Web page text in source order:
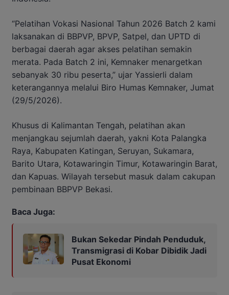
“Pelatihan Vokasi Nasional Tahun 2026 Batch 2 kami
laksanakan di BBPVP, BPVP, Satpel, dan UPTD di
berbagai daerah agar akses pelatihan semakin
merata. Pada Batch 2 ini, Kemnaker menargetkan
sebanyak 30 ribu peserta,” ujar Yassierli dalam
keterangannya melalui Biro Humas Kemnaker, Jumat
(29/5/2026).
Khusus di Kalimantan Tengah, pelatihan akan
menjangkau sejumlah daerah, yakni Kota Palangka
Raya, Kabupaten Katingan, Seruyan, Sukamara,
Barito Utara, Kotawaringin Timur, Kotawaringin Barat,
dan Kapuas. Wilayah tersebut masuk dalam cakupan
pembinaan BBPVP Bekasi.
Baca Juga:
Bukan Sekedar Pindah Penduduk,
Transmigrasi di Kobar Dibidik Jadi
Pusat Ekonomi